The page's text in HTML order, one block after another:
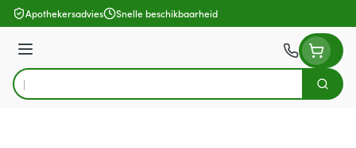
Ga naar de inhoud
Apothekersadvies Snelle beschikbaarheid
Menu
Product, merk, categorie...
Zoek